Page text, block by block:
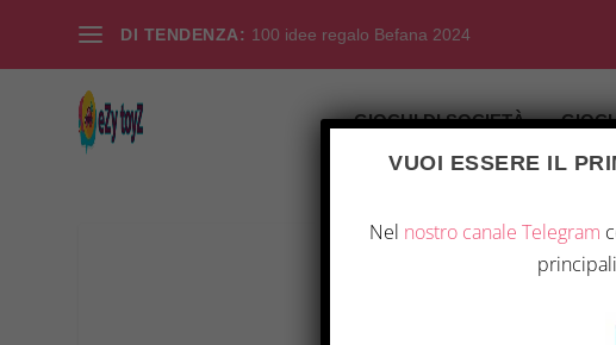
DI TENDENZA: 100 idee regalo Befana 2024
GIOCHI DI SOCIETÀ
VUOI ESSERE IL
Nel nostro canale Telegram